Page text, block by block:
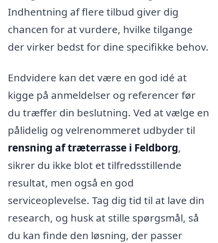
Indhentning af flere tilbud giver dig
chancen for at vurdere, hvilke tilgange
der virker bedst for dine specifikke behov.
Endvidere kan det være en god idé at
kigge på anmeldelser og referencer før
du træffer din beslutning. Ved at vælge en
pålidelig og velrenommeret udbyder til
rensning af træterrasse i Feldborg,
sikrer du ikke blot et tilfredsstillende
resultat, men også en god
serviceoplevelse. Tag dig tid til at lave din
research, og husk at stille spørgsmål, så
du kan finde den løsning, der passer